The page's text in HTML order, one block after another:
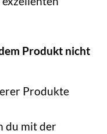
Produkt nicht
Produkte
du mit der